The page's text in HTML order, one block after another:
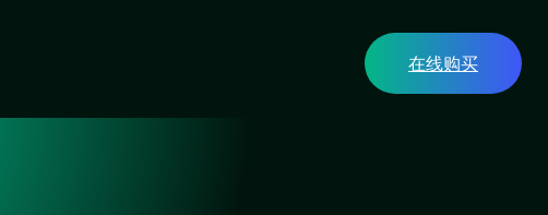
在线购买